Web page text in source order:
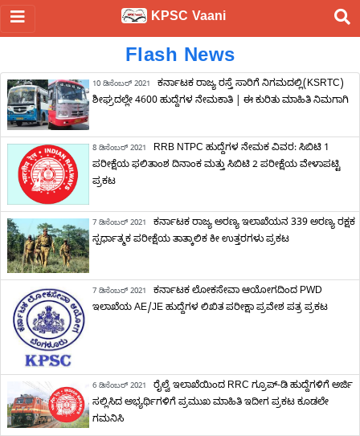
KPSC Vaani
Flash News
10 ಡಿಸೆಂಬರ್ 2021
ಕರ್ನಾಟಕ ರಾಜ್ಯ ರಸ್ತೆ ಸಾರಿಗೆ ನಿಗಮದಲ್ಲಿ(KSRTC)
ಶೀಘ್ರದಲ್ಲೇ 4600 ಹುದ್ದೆಗಳ ನೇಮಕಾತಿ | ಈ ಕುರಿತು ಮಾಹಿತಿ ನಿಮಗಾಗಿ
8 ಡಿಸೆಂಬರ್ 2021
RRB NTPC ಹುದ್ದೆಗಳ ನೇಮಕ ವಿವರ: ಸಿಬಿಟಿ 1
ಪರೀಕ್ಷೆಯ ಫಲಿತಾಂಶ ದಿನಾಂಕ ಮತ್ತು ಸಿಬಿಟಿ 2 ಪರೀಕ್ಷೆಯ ವೇಳಾಪಟ್ಟಿ
ಪ್ರಕಟ
7 ಡಿಸೆಂಬರ್ 2021
ಕರ್ನಾಟಕ ರಾಜ್ಯ ಅರಣ್ಯ ಇಲಾಖೆಯನ 339 ಅರಣ್ಯ ರಕ್ಷಕ
ಸ್ಪರ್ಧಾತ್ಮಕ ಪರೀಕ್ಷೆಯ ತಾತ್ಕಾಲಿಕ ಕೀ ಉತ್ತರಗಳು ಪ್ರಕಟ
7 ಡಿಸೆಂಬರ್ 2021
ಕರ್ನಾಟಕ ಲೋಕಸೇವಾ ಆಯೋಗದಿಂದ PWD
ಇಲಾಖೆಯ AE/JE ಹುದ್ದೆಗಳ ಲಿಖಿತ ಪರೀಕ್ಷಾ ಪ್ರವೇಶ ಪತ್ರ ಪ್ರಕಟ
6 ಡಿಸೆಂಬರ್ 2021
ರೈಲ್ವೆ ಇಲಾಖೆಯಿಂದ RRC ಗ್ರೂಪ್-ಡಿ ಹುದ್ದೆಗಳಿಗೆ ಅರ್ಜಿ
ಸಲ್ಲಿಸಿದ ಅಭ್ಯರ್ಥಿಗಳಿಗೆ ಪ್ರಮುಖ ಮಾಹಿತಿ ಇದೀಗ ಪ್ರಕಟ ಕೂಡಲೇ
ಗಮನಿಸಿ